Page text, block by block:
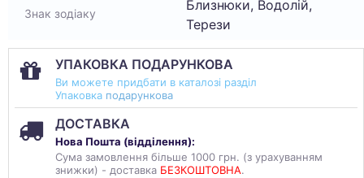
Знак зодіаку
Близнюки, Водолій,
Терези
УПАКОВКА ПОДАРУНКОВА
Ви можете придбати в каталозі разділ
Упаковка подарункова
ДОСТАВКА
Нова Пошта (відділення):
Сума замовлення більше 1000 грн. (з урахуванням
знижки) - доставка БЕЗКОШТОВНА.